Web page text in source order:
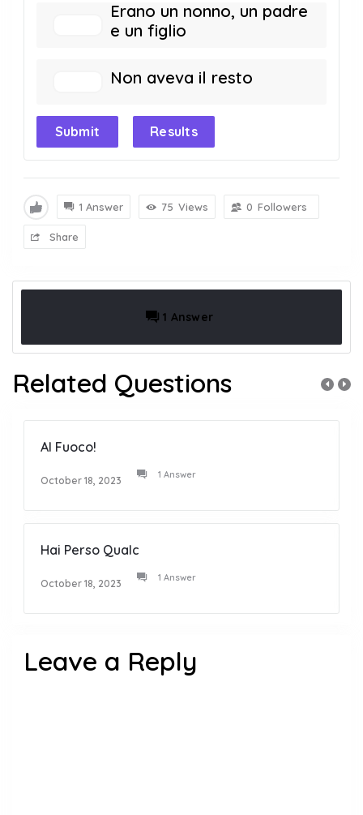
Erano un nonno, un padre
e un figlio
Non aveva il resto
Submit Results
1 Answer 75 Views 0 Followers
Share
1 Answer
Related Questions
Al Fuoco!
October 18, 2023 1 Answer
Hai Perso Qualc
October 18, 2023 1 Answer
Leave a Reply